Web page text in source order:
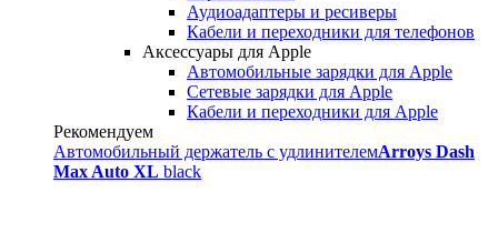
Аудиоадаптеры и ресиверы
Кабели и переходники для телефонов
Аксессуары для Apple
Автомобильные зарядки для Apple
Сетевые зарядки для Apple
Кабели и переходники для Apple
Рекомендуем
Автомобильный держатель с удлинителемArroys Dash
Max Auto XL black